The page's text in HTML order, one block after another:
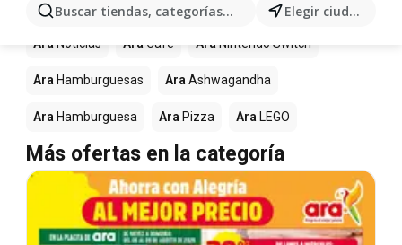
Buscar tiendas, categorías, productos... Elegir ciudad
Más productos en tiendas Ara
AraNoticias Ara Café AraNintendo Switch
Ara Hamburguesas Ara Ashwagandha
Ara Hamburguesa Ara Pizza Ara LEGO
Más ofertas en la categoría